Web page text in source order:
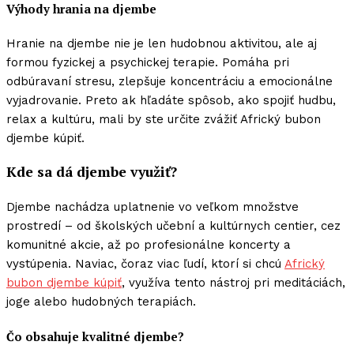
Výhody hrania na djembe
Hranie na djembe nie je len hudobnou aktivitou, ale aj
formou fyzickej a psychickej terapie. Pomáha pri
odbúravaní stresu, zlepšuje koncentráciu a emocionálne
vyjadrovanie. Preto ak hľadáte spôsob, ako spojiť hudbu,
relax a kultúru, mali by ste určite zvážiť Africký bubon
djembe kúpiť.
Kde sa dá djembe využiť?
Djembe nachádza uplatnenie vo veľkom množstve
prostredí – od školských učební a kultúrnych centier, cez
komunitné akcie, až po profesionálne koncerty a
vystúpenia. Naviac, čoraz viac ľudí, ktorí si chcú Africký
bubon djembe kúpiť, využíva tento nástroj pri meditáciách,
joge alebo hudobných terapiách.
Čo obsahuje kvalitné djembe?